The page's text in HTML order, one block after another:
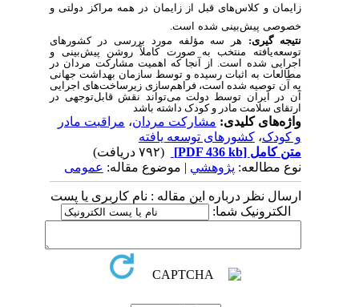
زایمان و کلاسهای قبل از زایمان در همه مراکز دولتی و
خصوصی پیشبینی شده است.
نتیجهگیری:هر سه مؤلفه مورد بررسی در کشورهای
توسعهیافتهمنتخب به صورت کاملاً روشن پیشبینیو
اجرایی شده است. از آنجا که اهمیت مشارکت مردان در
مطالعات به اثبات رسیده و توسط سازمان بهداشت جهانی
به آن توصیهشدهاست، فراهمسازیزیرساختهایاجرایی
آن در ایران توسط دولت میتواندنقش قابلتوجهیدر
ارتقای سلامت مادر و کودک داشته باشد
واژه‌های کلیدی:مشارکت مردان،مراقبت مادر
و کودک،کشورهای توسعه یافته
متن کامل[PDF 436 kb]
نوع مطالعه:پژوهشي| موضوع مقاله:عمومى
ارسال نظر درباره این مقاله : نام کاربری یا پست
الکترونیک شما: